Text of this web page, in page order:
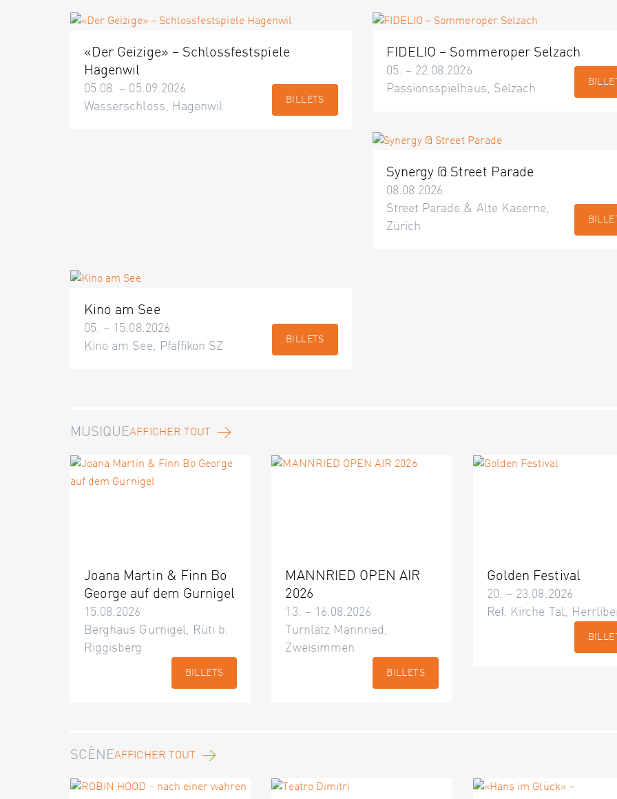
«Der Geizige» – Schlossfestspiele
Hagenwil
05.08. – 05.09.2026
Wasserschloss, Hagenwil
BILLETS
FIDELIO – Sommeroper Selzach
05. – 22.08.2026
Passionsspielhaus, Selzach
Synergy @ Street Parade
08.08.2026
Street Parade & Alte Kaserne,
Zürich
Kino am See
05. – 15.08.2026
Kino am See, Pfäffikon SZ
BILLETS
MUSIQUEAFFICHER TOUT
Joana Martin & Finn Bo
George auf dem Gurnigel
15.08.2026
Berghaus Gurnigel, Rüti b.
Riggisberg
BILLETS
MANNRIED OPEN AIR
2026
13. – 16.08.2026
Turnlatz Mannried,
Zweisimmen
BILLETS
Golden Festival
20. – 23.08.2026
Ref. Kirche Tal,
SCÈNEAFFICHER TOUT